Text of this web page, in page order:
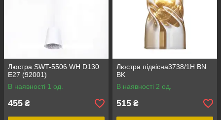
Люстра SWT-5506 WH D130
E27 (92001)
В наявності 1 од.
455 ₴
Люстра підвісна3738/1H BN
BK
В наявності 2 од.
515 ₴